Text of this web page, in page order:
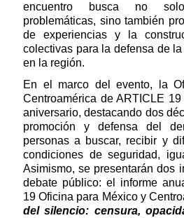
encuentro busca no
problemáticas, sino también
de experiencias y la
colectivas para la defensa de
en la región.
En el marco del evento, la
Centroamérica de ARTICLE
aniversario, destacando dos
promoción y defensa del
personas a buscar, recibir y
condiciones de seguridad,
Asimismo, se presentarán dos
debate público: el informe
19 Oficina para México y
del silencio: censura,